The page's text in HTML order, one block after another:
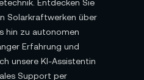
Entdecken Sie
Solarkraftwerken über
hin zu autonomen
Erfahrung und
unsere KI-Assistentin
Support per